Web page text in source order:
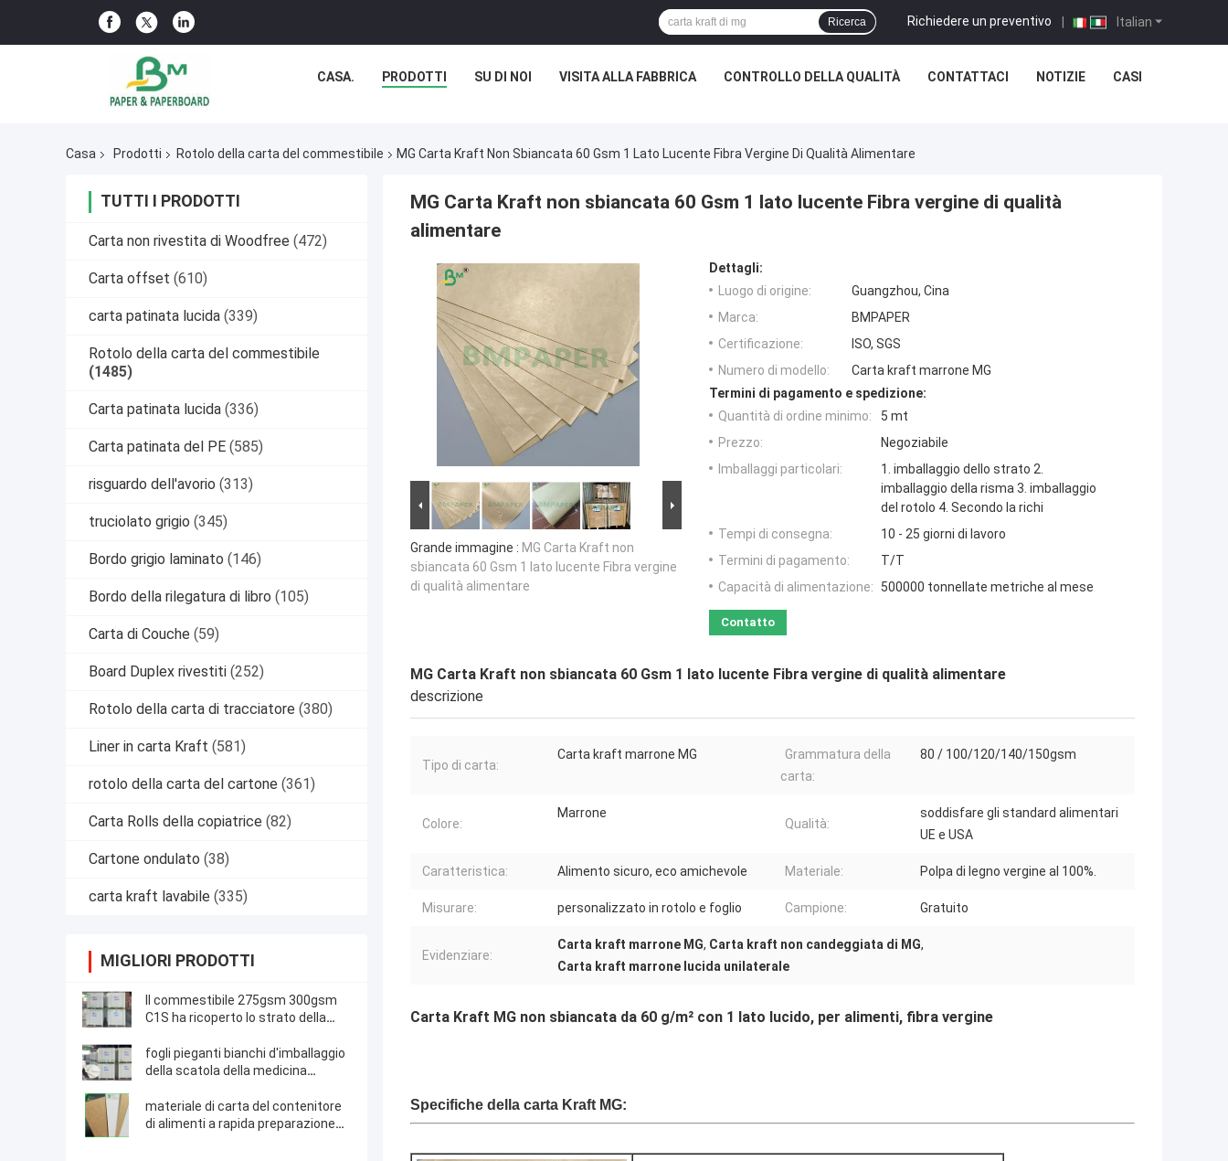
Italian
Richiedere un preventivo |
Ricerca
CASA. PRODOTTI SU DI NOI VISITA ALLA FABBRICA CONTROLLO DELLA QUALITÀ CONTATTACI NOTIZIE CASI
Casa Prodotti Rotolo della carta del commestibile MG Carta Kraft Non Sbiancata 60 Gsm 1 Lato Lucente Fibra Vergine Di Qualità Alimentare
TUTTI I PRODOTTI
Carta non rivestita di Woodfree (472)
Carta offset (610)
carta patinata lucida (339)
Rotolo della carta del commestibile
(1485)
Carta patinata lucida (336)
Carta patinata del PE (585)
risguardo dell'avorio (313)
truciolato grigio (345)
Bordo grigio laminato (146)
Bordo della rilegatura di libro (105)
Carta di Couche (59)
Board Duplex rivestiti (252)
Rotolo della carta di tracciatore (380)
Liner in carta Kraft (581)
rotolo della carta del cartone (361)
Carta Rolls della copiatrice (82)
Cartone ondulato (38)
carta kraft lavabile (335)
MIGLIORI PRODOTTI
Il commestibile 275gsm 300gsm
C1S ha ricoperto lo strato della
scatola di imballaggio per alimenti
fogli pieganti bianchi d'imballaggio
della scatola della medicina
materiale di carta del contenitore
di alimenti a rapida preparazione
MG Carta Kraft non sbiancata 60 Gsm 1 lato lucente Fibra vergine di qualità
alimentare
Grande immagine : MG Carta Kraft non
sbiancata 60 Gsm 1 lato lucente Fibra vergine
di qualità alimentare
Dettagli:
Luogo di origine:
Guangzhou, Cina
Marca:
BMPAPER
Certificazione:
ISO, SGS
Numero di modello:
Carta kraft marrone MG
Termini di pagamento e spedizione:
Quantità di ordine minimo:
5 mt
Prezzo:
Negoziabile
Imballaggi particolari:
1. imballaggio dello strato 2.
imballaggio della risma 3. imballaggio
del rotolo 4. Secondo la richi
Tempi di consegna:
10 - 25 giorni di lavoro
Termini di pagamento:
T/T
Capacità di alimentazione:
500000 tonnellate metriche al mese
Contatto
MG Carta Kraft non sbiancata 60 Gsm 1 lato lucente Fibra vergine di qualità alimentare
descrizione
Tipo di carta:
Carta kraft marrone MG
Grammatura della
carta:
80 / 100/120/140/150gsm
Colore:
Marrone
Qualità:
soddisfare gli standard alimentari
UE e USA
Caratteristica: Alimento sicuro, eco amichevole Materiale: Polpa di legno vergine al 100%.
Misurare: personalizzato in rotolo e foglio Campione: Gratuito
Evidenziare:
Carta kraft marrone MG, Carta kraft non candeggiata di MG,
Carta kraft marrone lucida unilaterale
Carta Kraft MG non sbiancata da 60 g/m² con 1 lato lucido, per alimenti, fibra vergine
Specifiche della carta Kraft MG: